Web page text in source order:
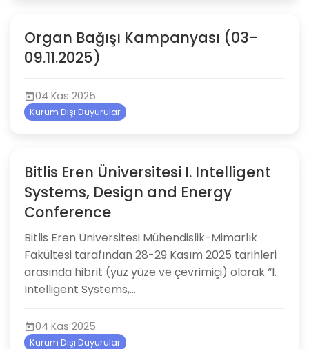
Organ Bağışı Kampanyası (03-
09.11.2025)
04 Kas 2025
Kurum Dışı Duyurular
Bitlis Eren Üniversitesi I. Intelligent
Systems, Design and Energy
Conference
Bitlis Eren Üniversitesi Mühendislik-Mimarlık
Fakültesi tarafından 28-29 Kasım 2025 tarihleri
arasında hibrit (yüz yüze ve çevrimiçi) olarak “I.
Intelligent Systems,...
04 Kas 2025
Kurum Dışı Duyurular